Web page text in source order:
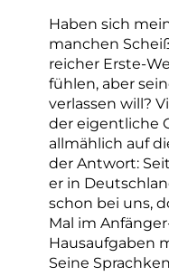
Haben sich
manchen
reicher Erste-
fühlen, aber
verlassen will?
der eigentliche
allmählich auf
der Antwort:
er in
schon bei uns,
Mal im
Hausaufgaben
Seine